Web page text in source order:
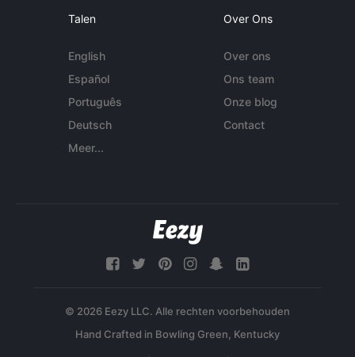
Talen
English
Español
Português
Deutsch
Meer...
Over Ons
Over ons
Ons team
Onze blog
Contact
© 2026 Eezy LLC. Alle rechten voorbehouden